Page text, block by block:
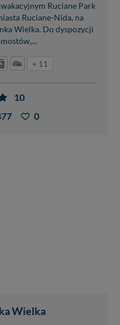
Ruciane Park
Ruciane-Nida, na
Wielka. Do dyspozycji
+ 11
10
0
Wielka